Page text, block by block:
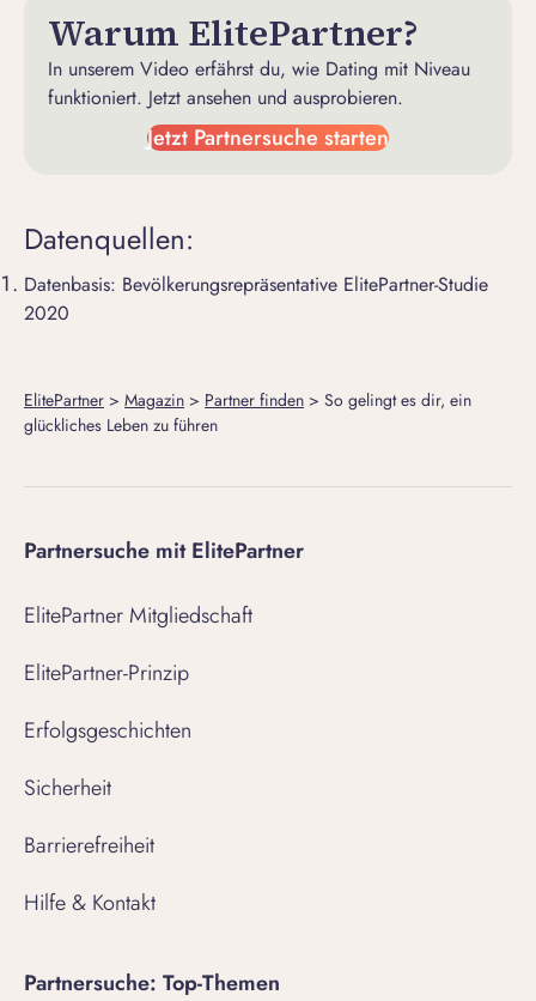
Warum ElitePartner?
In unserem Video erfährst du, wie Dating mit Niveau
funktioniert. Jetzt ansehen und ausprobieren.
Jetzt Partnersuche starten
Datenquellen:
Datenbasis: Bevölkerungsrepräsentative ElitePartner-Studie
2020
ElitePartner > Magazin > Partner finden > So gelingt es dir, ein
glückliches Leben zu führen
Partnersuche mit ElitePartner
ElitePartner Mitgliedschaft
ElitePartner-Prinzip
Erfolgsgeschichten
Sicherheit
Barrierefreiheit
Hilfe & Kontakt
Partnersuche: Top-Themen